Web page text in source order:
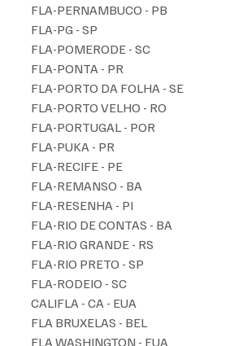
FLA-PERNAMBUCO - PB
FLA-PG - SP
FLA-POMERODE - SC
FLA-PONTA - PR
FLA-PORTO DA FOLHA - SE
FLA-PORTO VELHO - RO
FLA-PORTUGAL - POR
FLA-PUKA - PR
FLA-RECIFE - PE
FLA-REMANSO - BA
FLA-RESENHA - PI
FLA-RIO DE CONTAS - BA
FLA-RIO GRANDE - RS
FLA-RIO PRETO - SP
FLA-RODEIO - SC
CALIFLA - CA - EUA
FLA BRUXELAS - BEL
FLA WASHINGTON - EUA